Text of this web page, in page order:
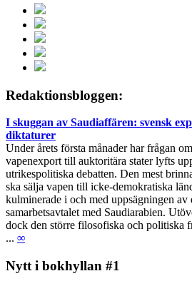
Redaktionsbloggen:
I skuggan av Saudiaffären: svensk
diktaturer
Under årets första månader har frågan
vapenexport till auktoritära stater lyfts
utrikespolitiska debatten. Den mest
ska sälja vapen till icke-demokratiska
kulminerade i och med uppsägningen av
samarbetsavtalet med Saudiarabien.
dock den större filosofiska och politiska
... ∞
Nytt i bokhyllan #1